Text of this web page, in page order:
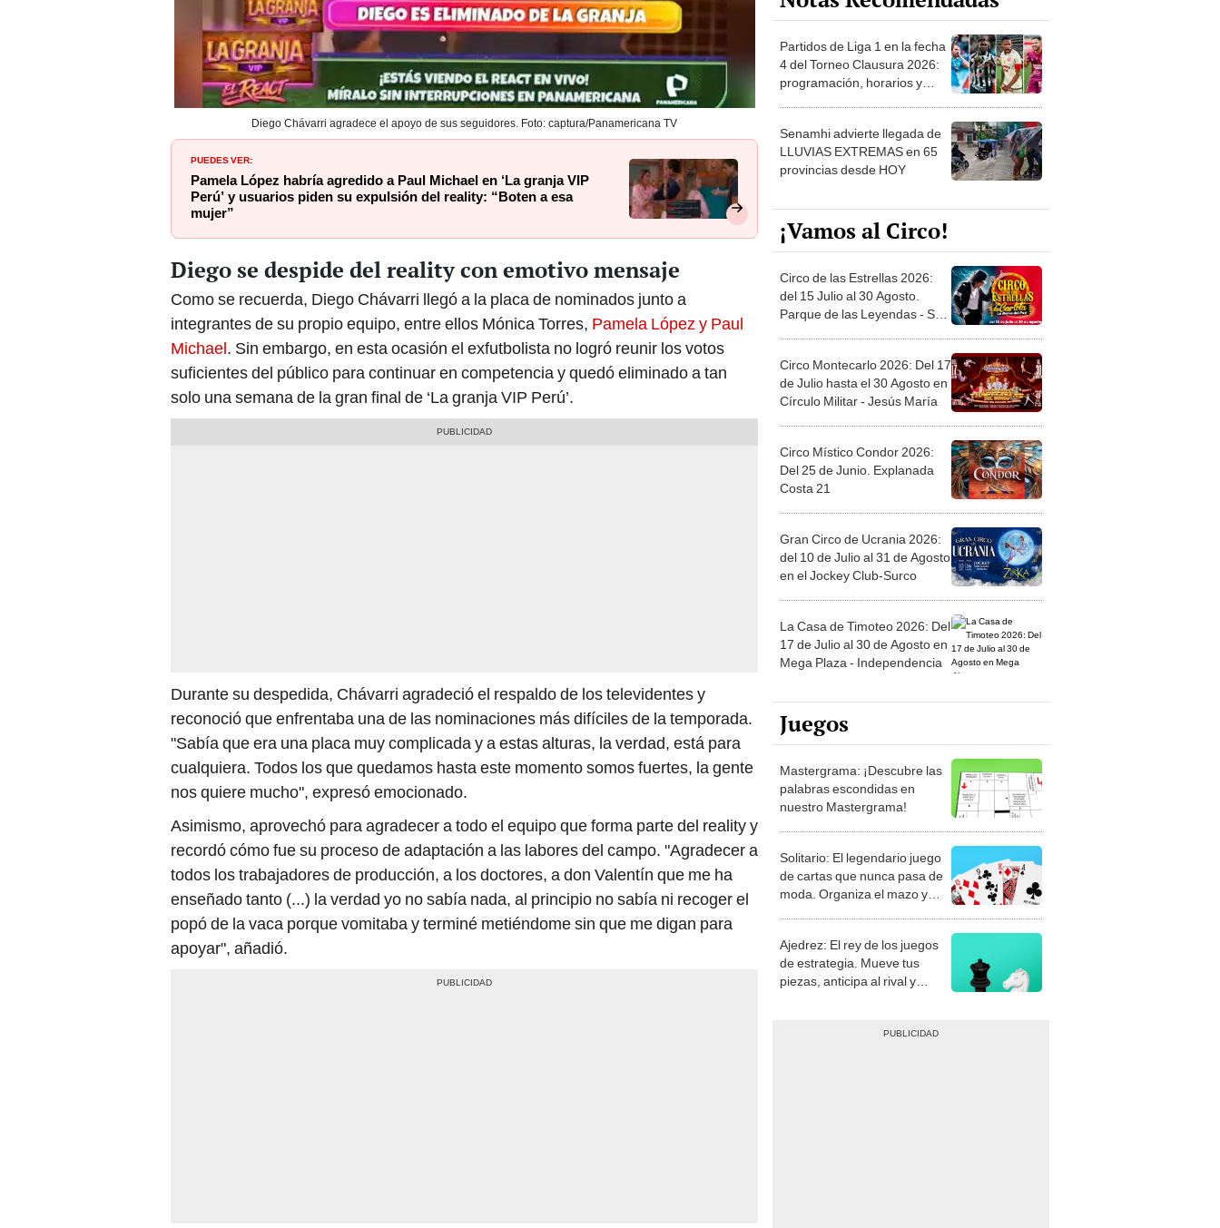
Diego Chávarri agradece el apoyo de sus seguidores. Foto: captura/Panamericana TV
PUEDES VER:
Pamela López habría agredido a Paul Michael en ‘La granja VIP
Perú’ y usuarios piden su expulsión del reality: “Boten a esa
mujer”
Diego se despide del reality con emotivo mensaje
Como se recuerda, Diego Chávarri llegó a la placa de nominados junto a
integrantes de su propio equipo, entre ellos Mónica Torres, Pamela López y Paul
Michael. Sin embargo, en esta ocasión el exfutbolista no logró reunir los votos
suficientes del público para continuar en competencia y quedó eliminado a tan
solo una semana de la gran final de ‘La granja VIP Perú’.
Durante su despedida, Chávarri agradeció el respaldo de los televidentes y
reconoció que enfrentaba una de las nominaciones más difíciles de la temporada.
"Sabía que era una placa muy complicada y a estas alturas, la verdad, está para
cualquiera. Todos los que quedamos hasta este momento somos fuertes, la gente
nos quiere mucho", expresó emocionado.
Asimismo, aprovechó para agradecer a todo el equipo que forma parte del reality y
recordó cómo fue su proceso de adaptación a las labores del campo. "Agradecer a
todos los trabajadores de producción, a los doctores, a don Valentín que me ha
enseñado tanto (...) la verdad yo no sabía nada, al principio no sabía ni recoger el
popó de la vaca porque vomitaba y terminé metiéndome sin que me digan para
apoyar", añadió.
Partidos de Liga 1 en la fecha
4 del Torneo Clausura 2026:
programación, horarios y
Senamhi advierte llegada de
LLUVIAS EXTREMAS en 65
provincias desde HOY
¡Vamos al Circo!
Circo de las Estrellas 2026:
del 15 Julio al 30 Agosto.
Parque de las Leyendas - San
Circo Montecarlo 2026: Del 17
de Julio hasta el 30 Agosto en
Círculo Militar - Jesús María
Circo Místico Condor 2026:
Del 25 de Junio. Explanada
Costa 21
Gran Circo de Ucrania 2026:
del 10 de Julio al 31 de Agosto
en el Jockey Club-Surco
La Casa de Timoteo 2026: Del
17 de Julio al 30 de Agosto en
Mega Plaza - Independencia
Juegos
Mastergrama: ¡Descubre las
palabras escondidas en
nuestro Mastergrama!
Solitario: El legendario juego
de cartas que nunca pasa de
moda. Organiza el mazo y
Ajedrez: El rey de los juegos
de estrategia. Mueve tus
piezas, anticipa al rival y